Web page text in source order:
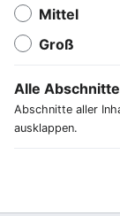
Mittel
Groß
Alle
Abschnitte aller
ausklappen.